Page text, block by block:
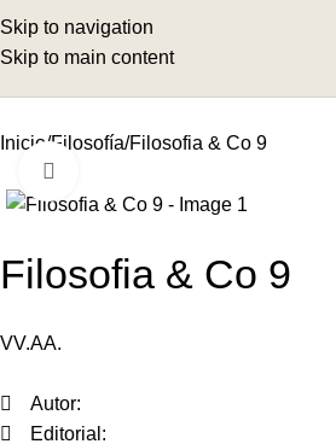
Skip to navigation
Skip to main content
Inicio Filosofía Filosofia & Co 9
Filosofia & Co 9
VV.AA.
Autor:
Editorial: